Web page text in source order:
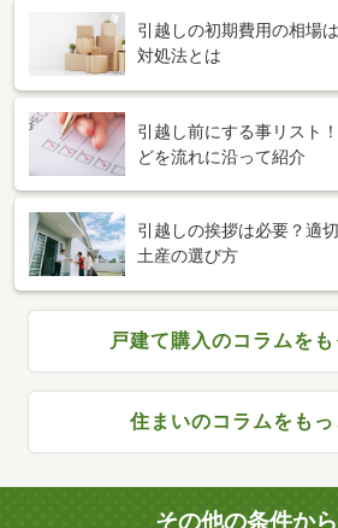
引越しの初期費用の相場
対処法とは
引越し前にする事リスト
どを流れに沿って紹介
引越しの挨拶は必要？適
土産の選び方
戸建て購入のコラムを
住まいのコラムをもっ
その他の条件か